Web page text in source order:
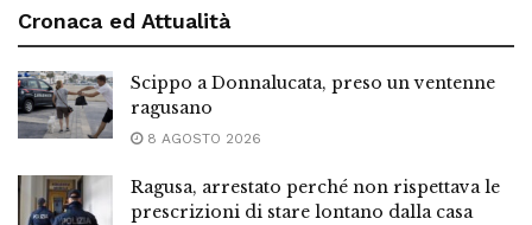
Cronaca ed Attualità
Scippo a Donnalucata, preso un ventenne
ragusano
8 AGOSTO 2026
Ragusa, arrestato perché non rispettava le
prescrizioni di stare lontano dalla casa